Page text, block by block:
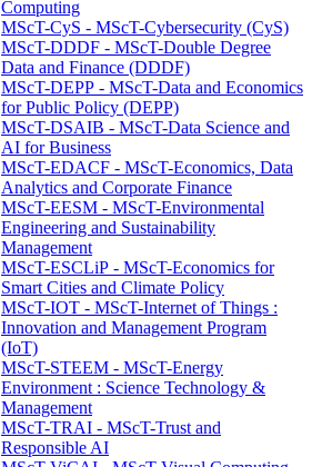
Computing
MScT-CyS - MScT-Cybersecurity (CyS)
MScT-DDDF - MScT-Double Degree
Data and Finance (DDDF)
MScT-DEPP - MScT-Data and Economics
for Public Policy (DEPP)
MScT-DSAIB - MScT-Data Science and
AI for Business
MScT-EDACF - MScT-Economics, Data
Analytics and Corporate Finance
MScT-EESM - MScT-Environmental
Engineering and Sustainability
Management
MScT-ESCLiP - MScT-Economics for
Smart Cities and Climate Policy
MScT-IOT - MScT-Internet of Things :
Innovation and Management Program
(IoT)
MScT-STEEM - MScT-Energy
Environment : Science Technology &
Management
MScT-TRAI - MScT-Trust and
Responsible AI